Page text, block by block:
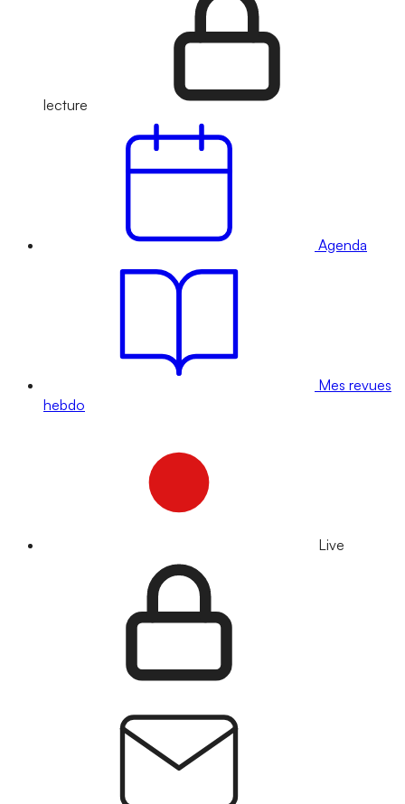
lecture
Agenda
Mes revues
hebdo
Live